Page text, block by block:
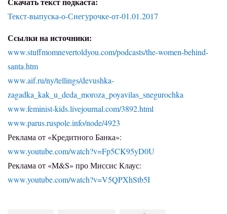
Текст-выпуска-о-Снегурочке-от-01.01.2017
Ссылки на источники:
www.stuffmomnevertoldyou.com/podcasts/the-women-behind-
santa.htm
www.aif.ru/ny/tellings/devushka-
zagadka_kak_u_deda_moroza_poyavilas_snegurochka
www.feminist-kids.livejournal.com/3892.html
www.parus.ruspole.info/node/4923
Реклама от «Кредитного Банка»:
www.youtube.com/watch?v=Fp5CK95yD0U
Реклама от «M&S» про Миссис Клаус:
www.youtube.com/watch?v=V5QPXhStb5I